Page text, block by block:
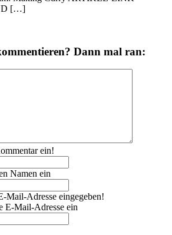
[…]
Dann mal ran:
ein!
Namen ein
Mail-Adresse eingegeben!
E-Mail-Adresse ein